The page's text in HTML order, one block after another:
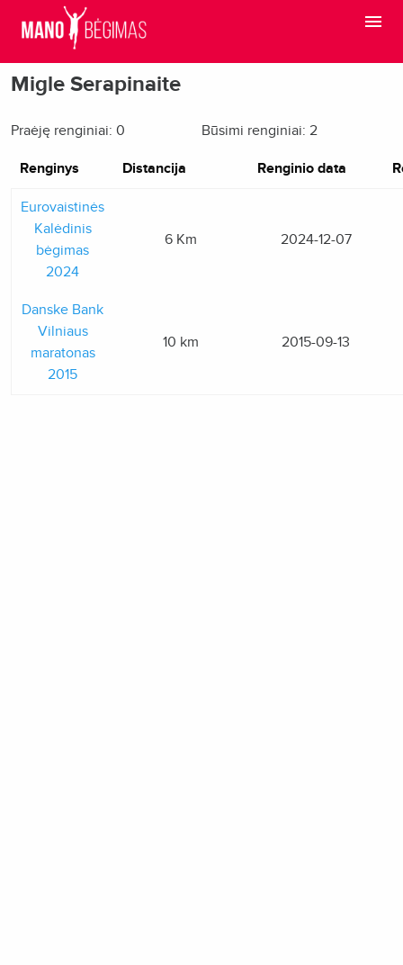
Migle Serapinaite
Praėję renginiai: 0 Būsimi renginiai: 2
Renginys Distancija Renginio data
Eurovaistinės
Kalėdinis
bėgimas
2024
6 Km 2024-12-07
Danske Bank
Vilniaus
maratonas
2015
10 km 2015-09-13